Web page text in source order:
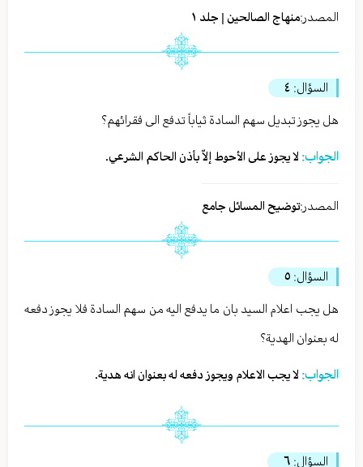
المصدر:منهاج الصالحين | جلد ١
السؤال: ٤
هل يجوز تبديل سهم السادة ثياباً تدفع الى فقرائهم؟
الجواب: لا يجوز على الأحوط إلاّ بأذن الحاكم الشرعي.
المصدر:توضيح المسائل جامع
السؤال: ٥
هل يجب اعلام السيد بان ما يدفع اليه من سهم السادة فلا يجوز دفعه
له بعنوان الهدية؟
الجواب: لا يجب الاعلام ويجوز دفعه له بعنوان انه هدية.
السؤال: ٦